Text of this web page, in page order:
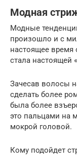
Модная
Модные
произошло и с
настоящее время
стала настоящей
Зачесав волосы
сделать более
была более
это пальцами на
мокрой головой.
Кому подойдет